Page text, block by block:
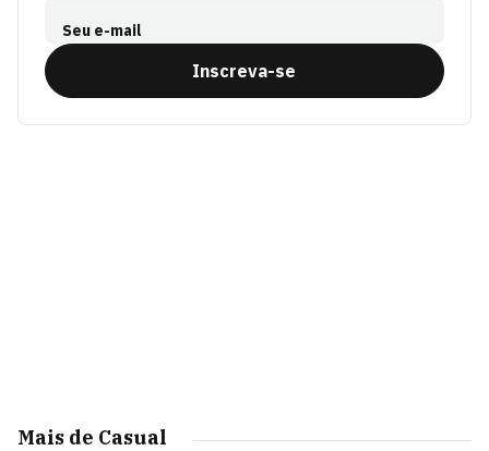
Seu e-mail
Inscreva-se
Mais de Casual